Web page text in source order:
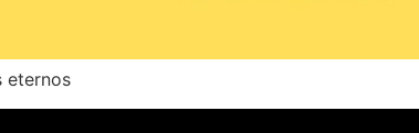
eternos